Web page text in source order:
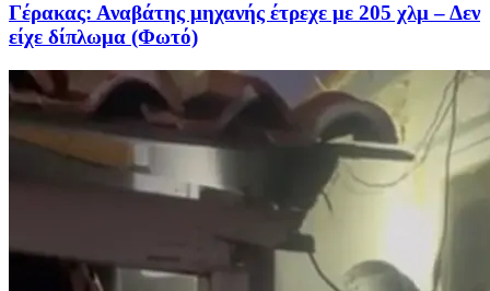
Γέρακας: Αναβάτης μηχανής έτρεχε με 205 χλμ – Δεν
είχε δίπλωμα (Φωτό)